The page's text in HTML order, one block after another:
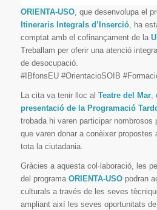
ORIENTA-USO, que desenvolupa el
Itineraris Integrals d’Inserció, ha
comptat amb el cofinançament de la
Treballam per oferir una atenció
de desocupació.
#IBfonsEU #OrientacioSOIB
La cita va tenir lloc al Teatre del Mar,
presentació de la Programació
trobada hi varen participar nombrosos
que varen donar a conèixer
tota la ciutadania.
Gràcies a aquesta col·laboració, les
del programa ORIENTA-USOpodran
culturals a través de les seves
ampliant així les seves oportunitats